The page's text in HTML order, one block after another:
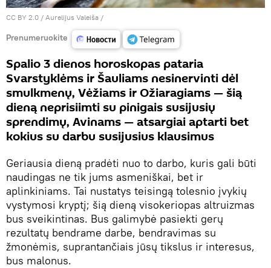
CC BY 2.0 / Aurelijus Valeiša /
Prenumeruokite
Spalio 3 dienos horoskopas pataria
Svarstyklėms ir Šauliams nesinervinti dėl
smulkmenų, Vėžiams ir Ožiaragiams — šią
dieną neprisiimti su pinigais susijusių
sprendimų, Avinams — atsargiai aptarti bet
kokius su darbu susijusius klausimus
Geriausia dieną pradėti nuo to darbo, kuris gali būti
naudingas ne tik jums asmeniškai, bet ir
aplinkiniams. Tai nustatys teisingą tolesnio įvykių
vystymosi kryptį; šią dieną visokeriopas altruizmas
bus sveikintinas. Bus galimybė pasiekti gerų
rezultatų bendrame darbe, bendravimas su
žmonėmis, suprantančiais jūsų tikslus ir interesus,
bus malonus.